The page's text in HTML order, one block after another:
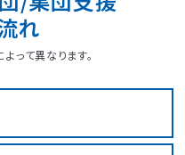
れ
って異なります。